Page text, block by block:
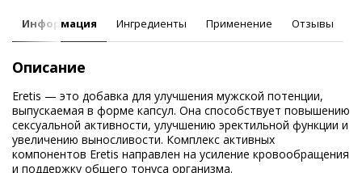
Информация Ингредиенты Применение Отзывы
Описание
Eretis — это добавка для улучшения мужской потенции,
выпускаемая в форме капсул. Она способствует повышению
сексуальной активности, улучшению эректильной функции и
увеличению выносливости. Комплекс активных
компонентов Eretis направлен на усиление кровообращения
и поддержку общего тонуса организма.